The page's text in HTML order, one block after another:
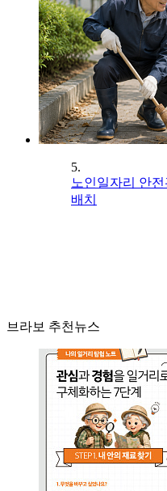
5.
노인일자리 안
배치
브라보 추천뉴스